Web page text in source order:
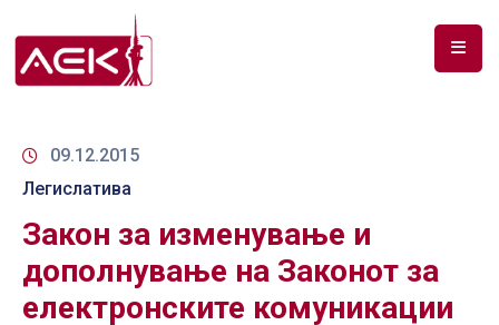
ЗА
ДОКУМЕНТИ
РФ
СПЕКТАР
09.12.2015
Легислатива
Закон за изменување и
дополнување на Законот за
електронските комуникации